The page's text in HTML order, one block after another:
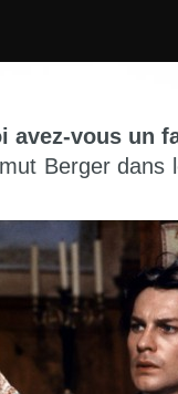
avez-vous un
Berger dans